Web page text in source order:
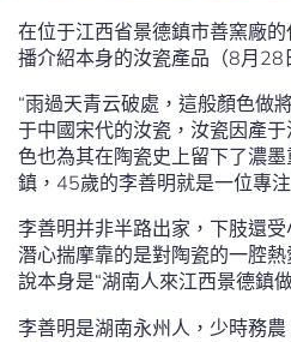
在位于江西省景德鎮市善窯廠
播介紹本身的汝瓷產品（8月28
“雨過天青云破處，這般顏色做
于中國宋代的汝瓷，汝瓷因產
色也為其在陶瓷史上留下了濃
鎮，45歲的李善明就是一位專
李善明并非半路出家，下肢還
潛心揣摩靠的是對陶瓷的一腔
說本身是“湖南人來江西景德鎮
李善明是湖南永州人，少時務